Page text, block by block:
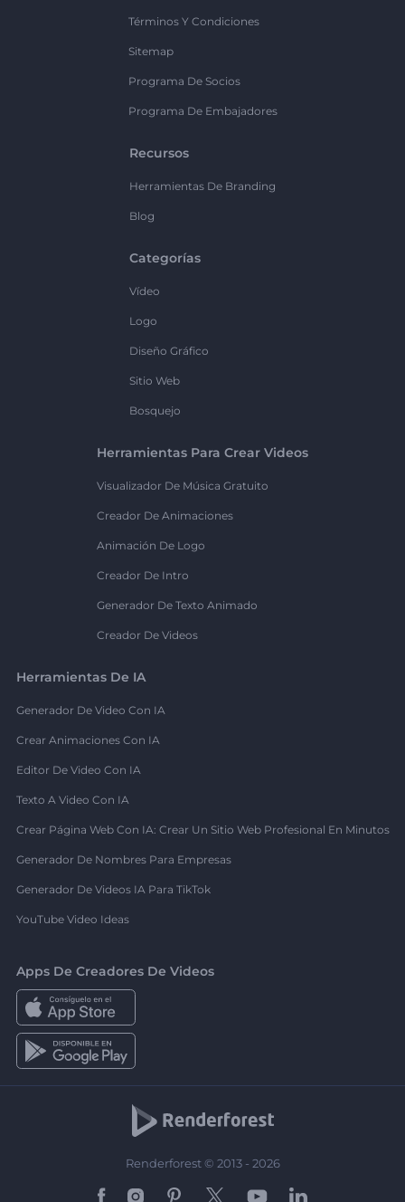
Términos Y Condiciones
Sitemap
Programa De Socios
Programa De Embajadores
Recursos
Herramientas De Branding
Blog
Categorías
Vídeo
Logo
Diseño Gráfico
Sitio Web
Bosquejo
Herramientas Para Crear Videos
Visualizador De Música Gratuito
Creador De Animaciones
Animación De Logo
Creador De Intro
Generador De Texto Animado
Creador De Videos
Herramientas De IA
Generador De Video Con IA
Crear Animaciones Con IA
Editor De Video Con IA
Texto A Video Con IA
Crear Página Web Con IA: Crear Un Sitio Web Profesional En Minutos
Generador De Nombres Para Empresas
Generador De Videos IA Para TikTok
YouTube Video Ideas
Apps De Creadores De Videos
Renderforest © 2013 - 2026